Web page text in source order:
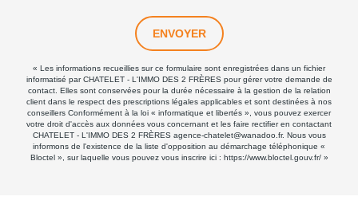
ENVOYER
« Les informations recueillies sur ce formulaire sont enregistrées dans un fichier
informatisé par CHATELET - L'IMMO DES 2 FRÈRES pour gérer votre demande de
contact. Elles sont conservées pour la durée nécessaire à la gestion de la relation
client dans le respect des prescriptions légales applicables et sont destinées à nos
conseillers Conformément à la loi « informatique et libertés », vous pouvez exercer
votre droit d'accès aux données vous concernant et les faire rectifier en contactant
CHATELET - L'IMMO DES 2 FRÈRES agence-chatelet@wanadoo.fr. Nous vous
informons de l'existence de la liste d'opposition au démarchage téléphonique «
Bloctel », sur laquelle vous pouvez vous inscrire ici : https://www.bloctel.gouv.fr/»